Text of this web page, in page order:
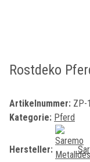
Rostdeko
Artikelnummer: ZP-
Kategorie: Pferd
Hersteller: